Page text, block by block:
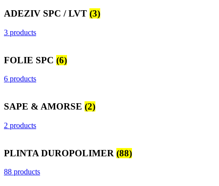
ADEZIV SPC / LVT (3)
3 products
FOLIE SPC (6)
6 products
SAPE & AMORSE (2)
2 products
PLINTA DUROPOLIMER (88)
88 products